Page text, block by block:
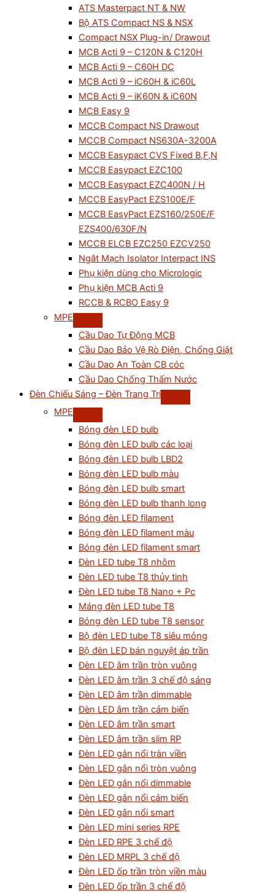
ATS Masterpact NT & NW
Bộ ATS Compact NS & NSX
Compact NSX Plug-in/ Drawout
MCB Acti 9 – C120N & C120H
MCB Acti 9 – C60H DC
MCB Acti 9 – iC60H & iC60L
MCB Acti 9 – iK60N & iC60N
MCB Easy 9
MCCB Compact NS Drawout
MCCB Compact NS630A-3200A
MCCB Easypact CVS Fixed B,F,N
MCCB Easypact EZC100
MCCB Easypact EZC400N / H
MCCB EasyPact EZS100E/F
MCCB EasyPact EZS160/250E/F
EZS400/630F/N
MCCB ELCB EZC250 EZCV250
Ngắt Mạch Isolator Interpact INS
Phụ kiện dùng cho Micrologic
Phụ kiện MCB Acti 9
RCCB & RCBO Easy 9
MPE
Cầu Dao Tự Động MCB
Cầu Dao Bảo Vệ Rò Điện, Chống Giật
Cầu Dao An Toàn CB cóc
Cầu Dao Chống Thấm Nước
Đèn Chiếu Sáng – Đèn Trang Trí
MPE
Bóng đèn LED bulb
Bóng đèn LED bulb các loại
Bóng đèn LED bulb LBD2
Bóng đèn LED bulb màu
Bóng đèn LED bulb smart
Bóng đèn LED bulb thanh long
Bóng đèn LED filament
Bóng đèn LED filament màu
Bóng đèn LED filament smart
Đèn LED tube T8 nhôm
Đèn LED tube T8 thủy tinh
Đèn LED tube T8 Nano + Pc
Máng đèn LED tube T8
Bóng đèn LED tube T8 sensor
Bộ đèn LED tube T8 siêu mỏng
Bộ đèn LED bán nguyệt áp trần
Đèn LED âm trần tròn vuông
Đèn LED âm trần 3 chế độ sáng
Đèn LED âm trần dimmable
Đèn LED âm trần cảm biến
Đèn LED âm trần smart
Đèn LED âm trần slim RP
Đèn LED gắn nổi tràn viền
Đèn LED gắn nổi tròn vuông
Đèn LED gắn nổi dimmable
Đèn LED gắn nổi cảm biến
Đèn LED gắn nổi smart
Đèn LED mini series RPE
Đèn LED RPE 3 chế độ
Đèn LED MRPL 3 chế độ
Đèn LED ốp trần tròn viền màu
Đèn LED ốp trần 3 chế độ